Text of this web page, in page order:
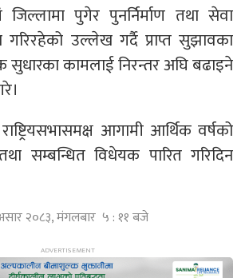
पुगेर पुनर्निर्माण तथा सेवा
गरिरहेको उल्लेख गर्दै प्राप्त सुझावका
कामलाई निरन्तर अघि बढाइने
आगामी आर्थिक वर्षको
सम्बन्धित विधेयक पारित गरिदिन
२०८३, मंगलबार ५ : ११ बजे